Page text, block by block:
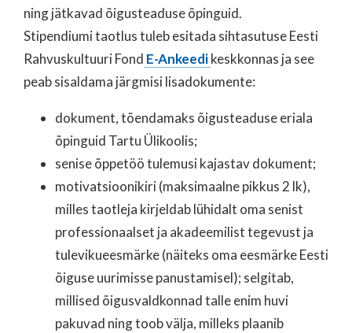
ning jätkavad õigusteaduse õpinguid.
Stipendiumi taotlus tuleb esitada sihtasutuse Eesti
Rahvuskultuuri Fond E-Ankeedikeskkonnas ja see
peab sisaldama järgmisi lisadokumente:
dokument, tõendamaks õigusteaduse eriala
õpinguid Tartu Ülikoolis;
senise õppetöö tulemusi kajastav dokument;
motivatsioonikiri (maksimaalne pikkus 2 lk),
milles taotleja kirjeldab lühidalt oma senist
professionaalset ja akadeemilist tegevust ja
tulevikueesmärke (näiteks oma eesmärke Eesti
õiguse uurimisse panustamisel); selgitab,
millised õigusvaldkonnad talle enim huvi
pakuvad ning toob välja, milleks plaanib